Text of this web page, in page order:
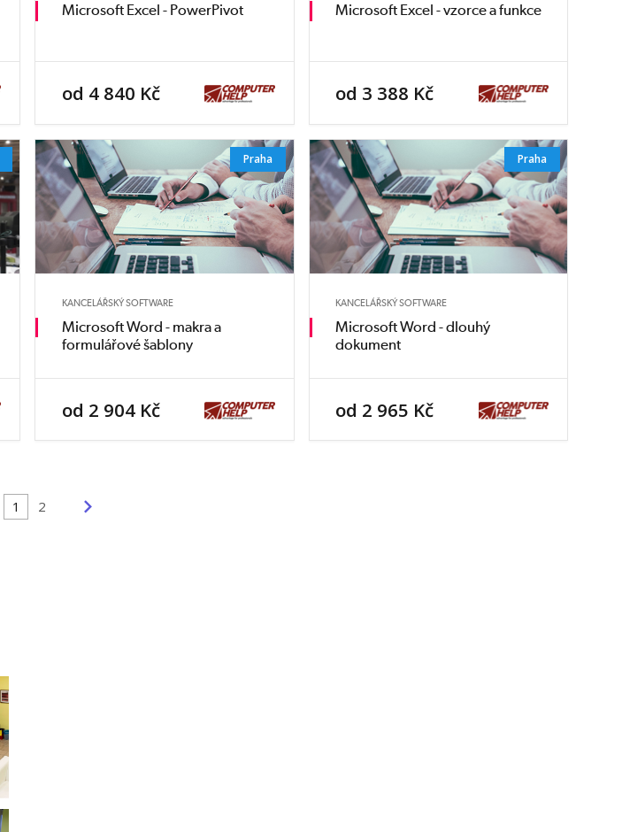
Microsoft Excel - PowerPivot
od 4 840 Kč
Microsoft Excel - vzorce a funkce
od 3 388 Kč
Praha
KANCELÁŘSKÝ SOFTWARE
Microsoft Word - makra a
formulářové šablony
od 2 904 Kč
Praha
KANCELÁŘSKÝ SOFTWARE
Microsoft Word - dlouhý
dokument
od 2 965 Kč
1 2